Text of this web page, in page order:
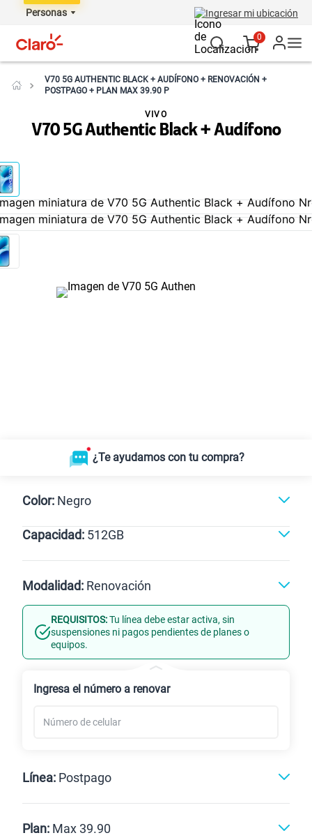
Personas Ingresar mi ubicación
0
V70 5G AUTHENTIC BLACK + AUDÍFONO + RENOVACIÓN +
POSTPAGO + PLAN MAX 39.90 P
V70 5G Authentic Black + Audífono
VIVO
¿Te ayudamos con tu compra?
Color: Negro
Dorado
Capacidad: 512GB
512GB
Modalidad: Renovación
Línea Nueva Portabilidad
REQUISITOS:Tu línea debe estar activa, sin
suspensiones ni pagos pendientes de planes o
equipos.
Ingresa el número a renovar
Línea: Postpago
Postpago
Plan: Max 39.90